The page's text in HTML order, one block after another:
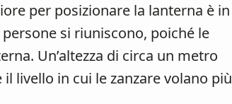
per posizionare la lanterna è in
si riuniscono, poiché le
Un’altezza di circa un metro
livello in cui le zanzare volano più